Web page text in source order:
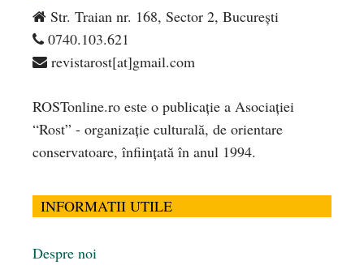
Str. Traian nr. 168, Sector 2, București
0740.103.621
revistarost[at]gmail.com
ROSTonline.ro este o publicaţie a Asociaţiei
“Rost” - organizaţie culturală, de orientare
conservatoare, înfiinţată în anul 1994.
INFORMATII UTILE
Despre noi